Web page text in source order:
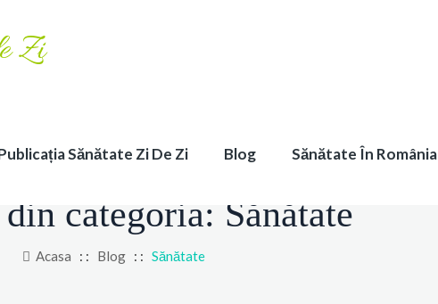
Sănătate Zi De Zi Blog Sănătate În România
categoria: Sănătate
Acasa : : Blog: : Sănătate